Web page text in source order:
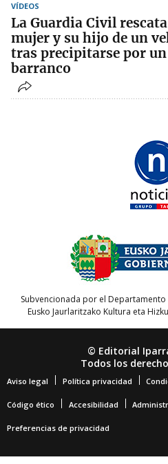
VÍDEOS
La Guardia Civil
mujer y su hijo de un
tras precipitarse por un
barranco
Subvencionada por el
Eusko Jaurlaritzako Kultura eta
© Editorial
Todos los
Aviso legal Política privacidad
Código ético Accesibilidad
Preferencias de privacidad